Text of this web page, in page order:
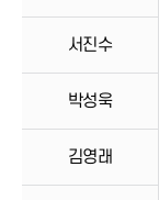
서진수
박성욱
김영래